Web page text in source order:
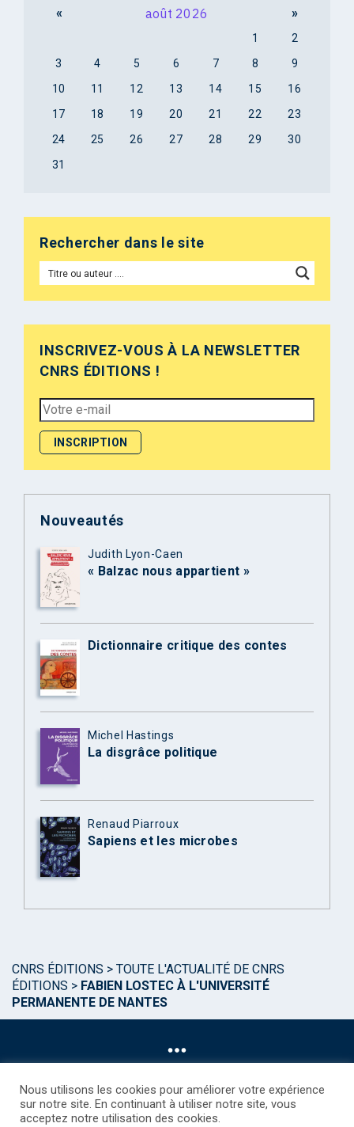
« août 2026 »
1
2
3
4 5 6 7 8
9
10
11 12 13 14 15
16
17
18 19 20 21 22
23
24
25 26 27 28 29
30
31
Rechercher dans le site
INSCRIVEZ-VOUS À LA NEWSLETTER
CNRS ÉDITIONS !
Nouveautés
Judith Lyon-Caen
« Balzac nous appartient »
Dictionnaire critique des contes
Michel Hastings
La disgrâce politique
Renaud Piarroux
Sapiens et les microbes
CNRS ÉDITIONS > TOUTE L'ACTUALITÉ DE CNRS
ÉDITIONS > FABIEN LOSTEC À L'UNIVERSITÉ
PERMANENTE DE NANTES
©CNRS EDITIONS 2025
Nous utilisons les cookies pour améliorer votre expérience
sur notre site. En continuant à utiliser notre site, vous
acceptez notre utilisation des cookies.